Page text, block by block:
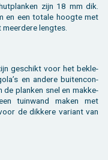
zijn 18 mm dik.
en een to­ta­le hoog­te met
leng­tes.
ge­schikt voor het be­kle­
en an­de­re bui­ten­con­
de plan­ken snel en mak­ke­
tuin­wand maken met
de dik­ke­re va­ri­ant van